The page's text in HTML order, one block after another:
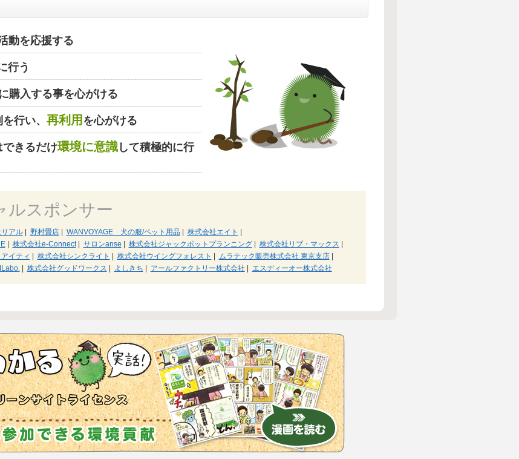
動を応援する
行う
購入する事を心がける
行い、 再利用 を心がける
できるだけ環境に意識して積極的に行
ルスポンサー
アル| 野村畳店| WANVOYAGE 犬の服/ペット用品| 株式会社エイト
| 株式会社e-Connect| サロンanse 株式会社ジャックポットプランニング| 株式会社リブ・マックス
イティ 株式会社シンクライト 株式会社ウイングフォレスト ムラテック販売株式会社 東京支店|
| 株式会社グッドワークス よしきち アールファクトリー株式会社 エスディーオー株式会社